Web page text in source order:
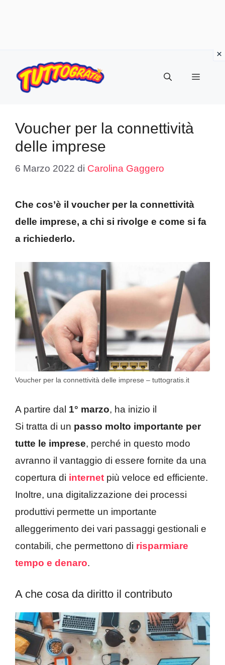
contenuto
Menu
Voucher per la connettività
delle imprese
6 Marzo 2022 di Carolina Gaggero
Che cos’è il voucher per la connettività
delle imprese, a chi si rivolge e come si fa
a richiederlo.
Voucher per la connettività delle imprese – tuttogratis.it
A partire dal 1° marzo, ha inizio il
Si tratta di un passo molto importante per
tutte le imprese, perché in questo modo
avranno il vantaggio di essere fornite da una
copertura di internet più veloce ed efficiente.
Inoltre, una digitalizzazione dei processi
produttivi permette un importante
alleggerimento dei vari passaggi gestionali e
contabili, che permettono di risparmiare
tempo e denaro.
A che cosa da diritto il contributo